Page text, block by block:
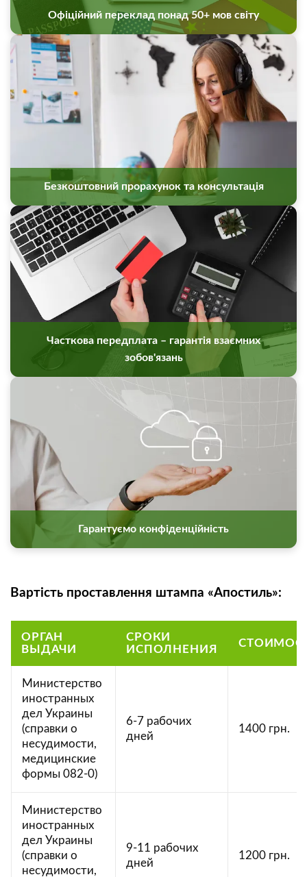
Офіційний переклад понад 50+ мов світу
Безкоштовний прорахунок та консультація
Часткова передплата – гарантія взаємних
зобов'язань
Гарантуємо конфіденційність
Вартість проставлення штампа «Апостиль»:
ОРГАН
ВЫДАЧИ
СРОКИ
ИСПОЛНЕНИЯ
Министерство
иностранных
дел Украины
(справки о
несудимости,
медицинские
формы 082-0)
6-7 рабочих
дней
1400 грн.
Министерство
иностранных
дел Украины
(справки о
несудимости,
9-11 рабочих
дней
1200 грн.